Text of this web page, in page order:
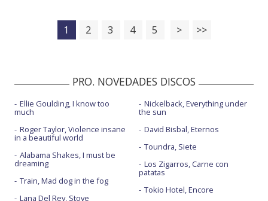
1 2 3 4 5 > >>
PRO. NOVEDADES DISCOS
Ellie Goulding, I know too
much
Roger Taylor, Violence insane
in a beautiful world
Alabama Shakes, I must be
dreaming
Train, Mad dog in the fog
Lana Del Rey, Stove
Nickelback, Everything under
the sun
David Bisbal, Eternos
Toundra, Siete
Los Zigarros, Carne con
patatas
Tokio Hotel, Encore